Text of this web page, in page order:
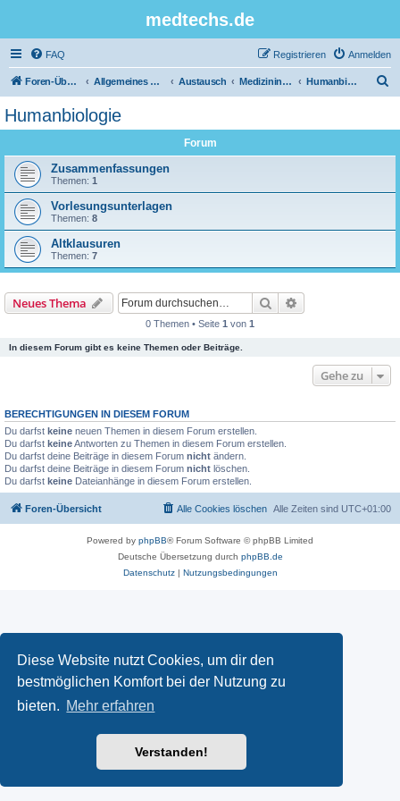
Diese Website nutzt Cookies, um dir den
bestmöglichen Komfort bei der Nutzung zu
bieten. Mehr erfahren
Verstanden!
medtechs.de
FAQ Anmelden
Registrieren
Foren-Übersicht Allgemeines Board Austausch Medizininformatik Humanbiologie
Humanbiologie
Forum
Zusammenfassungen
Themen: 1
Vorlesungsunterlagen
Themen: 8
Altklausuren
Themen: 7
Neues Thema Suche
0 Themen • Seite 1 von 1
In diesem Forum gibt es keine Themen oder Beiträge.
Gehe zu
BERECHTIGUNGEN IN DIESEM FORUM
Du darfst keine neuen Themen in diesem Forum erstellen.
Du darfst keineAntworten zu Themen in diesem Forum erstellen.
Du darfst deine Beiträge in diesem Forum nicht ändern.
Du darfst deine Beiträge in diesem Forum nicht löschen.
Du darfst keine Dateianhänge in diesem Forum erstellen.
Foren-Übersicht Alle Zeiten sind UTC+01:00
Alle Cookies löschen
Powered by phpBB® Forum Software © phpBB Limited
Deutsche Übersetzung durch phpBB.de
Datenschutz| Nutzungsbedingungen